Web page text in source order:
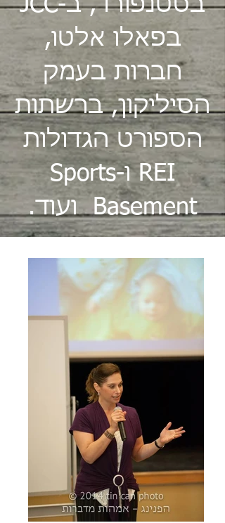
בסטנפורד, ב-JCC
בפאלו אלטו,
חברות בעמק
הסיליקון, ברשתות
הספורט הגדולות
REI ו-Sports
Basement ועוד.